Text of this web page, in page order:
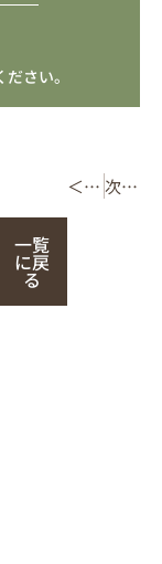
さい。
一覧
に戻
る
＜ 前の記事 次の記事 ＞